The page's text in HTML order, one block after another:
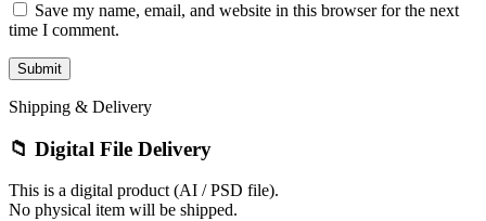
Save my name, email, and website in this browser for the next
time I comment.
Shipping & Delivery
📁 Digital File Delivery
This is a digital product (AI / PSD file).
No physical item will be shipped.